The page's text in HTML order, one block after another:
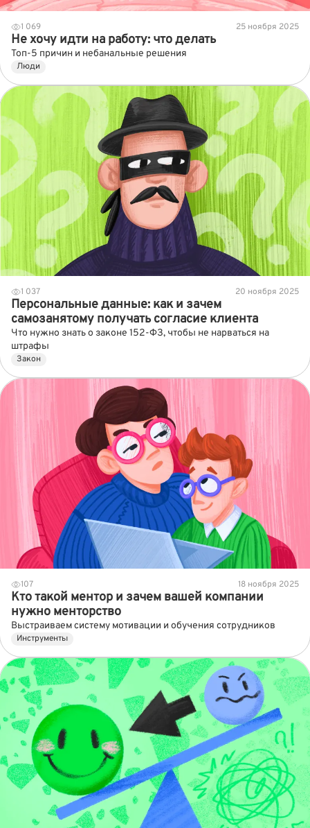
1 069 25 ноября 2025
Не хочу идти на работу: что делать
Топ-5 причин и небанальные решения
Люди
1 037 20 ноября 2025
Персональные данные: как и зачем
самозанятому получать согласие клиента
Что нужно знать о законе 152-ФЗ, чтобы не нарваться на
штрафы
Закон
107 18 ноября 2025
Кто такой ментор и зачем вашей компании
нужно менторство
Выстраиваем систему мотивации и обучения сотрудников
Инструменты